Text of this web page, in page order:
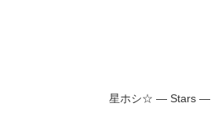
星ホシ☆ — Stars —